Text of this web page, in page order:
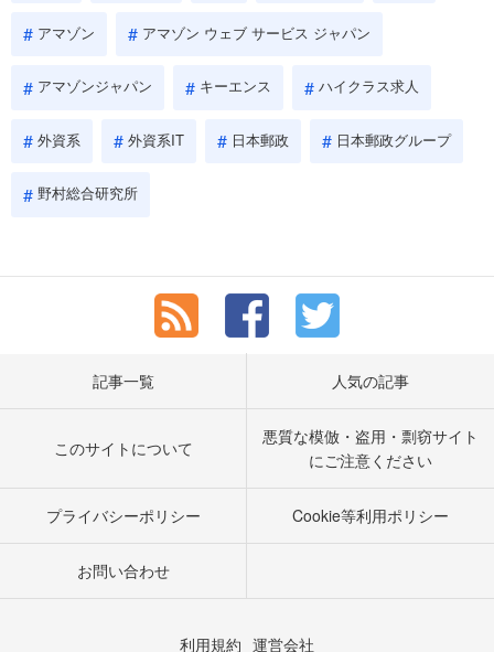
アマゾン アマゾン ウェブ サービス ジャパン
アマゾンジャパン キーエンス ハイクラス求人
外資系 外資系IT 日本郵政 日本郵政グループ
野村総合研究所
記事一覧 人気の記事
このサイトについて
悪質な模倣・盗用・剽窃サイト
にご注意ください
プライバシーポリシー Cookie等利用ポリシー
お問い合わせ
利用規約 運営会社